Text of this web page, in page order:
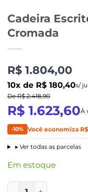
Cadeira
Cromada
R$ 1.804,00
10x de R$ 180,40s/
De R$ 2.418,90
R$ 1.623,60À
-10% Você economiza
▸ Ver todas as parcelas
Em estoque
Cadeira Escritório